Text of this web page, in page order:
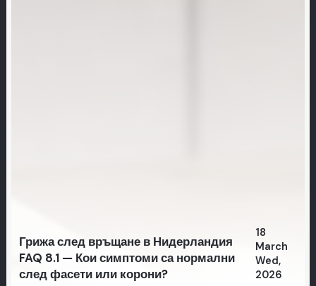
Грижа след връщане в Нидерландия
FAQ 8.1 — Кои симптоми са нормални
след фасети или корони?
18
March
Wed,
2026